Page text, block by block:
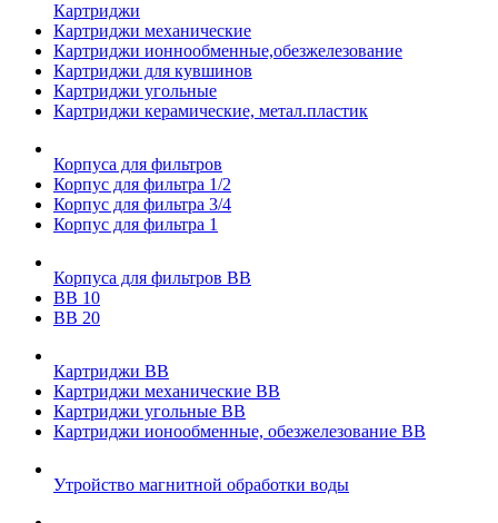
Картриджи
Картриджи механические
Картриджи ионнообменные,обезжелезование
Картриджи для кувшинов
Картриджи угольные
Картриджи керамические, метал.пластик
Корпуса для фильтров
Корпус для фильтра 1/2
Корпус для фильтра 3/4
Корпус для фильтра 1
Корпуса для фильтров ВВ
ВВ 10
ВВ 20
Картриджи ВВ
Картриджи механические ВВ
Картриджи угольные ВВ
Картриджи ионообменные, обезжелезование ВВ
Утройство магнитной обработки воды